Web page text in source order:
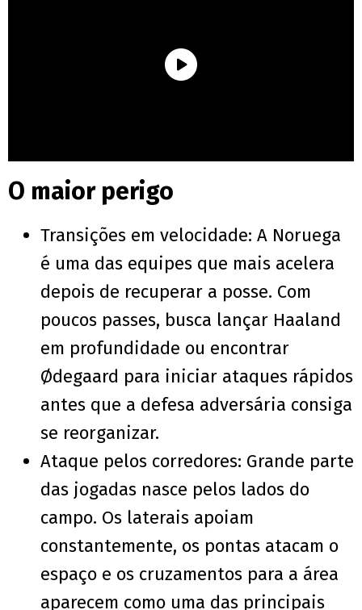
O maior perigo
Transições em velocidade: A Noruega
é uma das equipes que mais acelera
depois de recuperar a posse. Com
poucos passes, busca lançar Haaland
em profundidade ou encontrar
Ødegaard para iniciar ataques rápidos
antes que a defesa adversária consiga
se reorganizar.
Ataque pelos corredores: Grande parte
das jogadas nasce pelos lados do
campo. Os laterais apoiam
constantemente, os pontas atacam o
espaço e os cruzamentos para a área
aparecem como uma das principais